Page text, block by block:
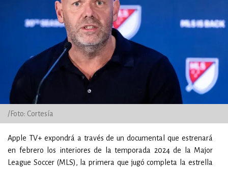
/Foto: Cortesía
Apple TV+ expondrá a través de un documental que estrenará
en febrero los interiores de la temporada 2024 de la Major
League Soccer (MLS), la primera que jugó completa la estrella